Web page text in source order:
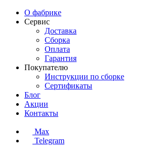
О фабрике
Сервис
Доставка
Сборка
Оплата
Гарантия
Покупателю
Инструкции по сборке
Сертификаты
Блог
Акции
Контакты
Max
Telegram